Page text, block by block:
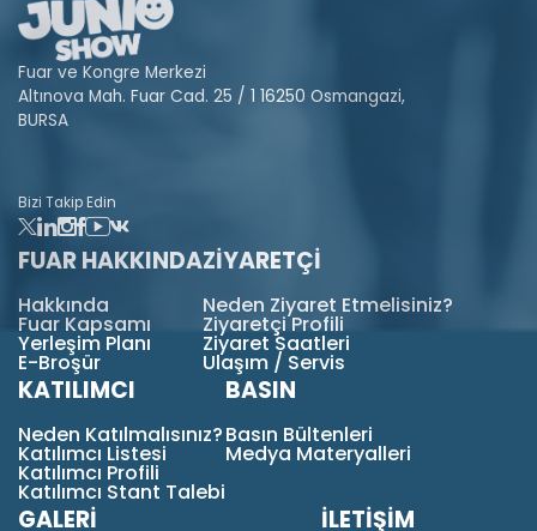
Fuar ve Kongre Merkezi
Altınova Mah. Fuar Cad. 25 / 1 16250 Osmangazi,
BURSA
Bizi Takip Edin
FUAR HAKKINDA
Hakkında
Fuar Kapsamı
Yerleşim Planı
E-Broşür
ZİYARETÇİ
Neden Ziyaret Etmelisiniz?
Ziyaretçi Profili
Ziyaret Saatleri
Ulaşım / Servis
KATILIMCI
Neden Katılmalısınız?
Katılımcı Listesi
Katılımcı Profili
Katılımcı Stant Talebi
BASIN
Basın Bültenleri
Medya Materyalleri
GALERİ İLETİŞİM